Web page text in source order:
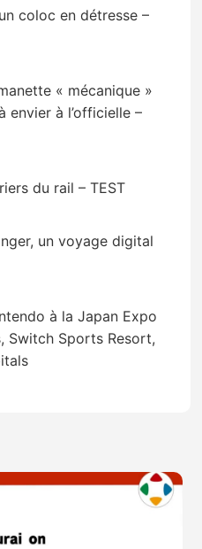
coloc en détresse –
« mécanique »
envier à l’officielle –
du rail – TEST
un voyage digital
à la Japan Expo
Switch Sports Resort,